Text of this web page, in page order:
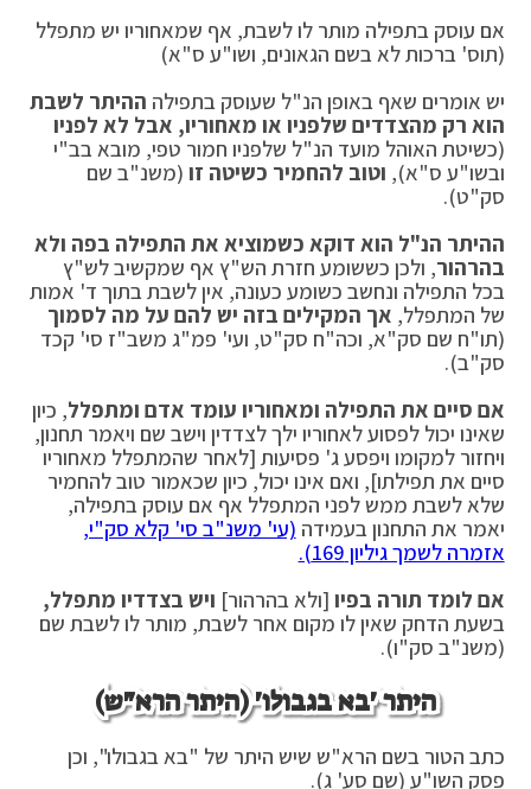
אם עוסק בתפילה מותר לו לשבת, אף שמאחוריו יש מתפלל
(תוס' ברכות לא בשם הגאונים, ושו"ע ס"א)
יש אומרים שאף באופן הנ"ל שעוסק בתפילה ההיתר לשבת
הוא רק מהצדדים שלפניו או מאחוריו, אבל לא לפניו
(כשיטת האוהל מועד הנ"ל שלפניו חמור טפי, מובא בב"י
ובשו"ע ס"א), וטוב להחמיר כשיטה זו (משנ"ב שם
סק"ט).
ההיתר הנ"ל הוא דוקא כשמוציא את התפילה בפה ולא
בהרהור, ולכן כששומע חזרת הש"ץ אף שמקשיב לש"ץ
בכל התפילה ונחשב כשומע כעונה, אין לשבת בתוך ד' אמות
של המתפלל, אך המקילים בזה יש להם על מה לסמוך
(תו"ח שם סק"א, וכה"ח סק"ט, ועי' פמ"ג משב"ז סי' קכד
סק"ב).
אם סיים את התפילה ומאחוריו עומד אדם ומתפלל, כיון
שאינו יכול לפסוע לאחוריו ילך לצדדין וישב שם ויאמר תחנון,
ויחזור למקומו ויפסע ג' פסיעות [לאחר שהמתפלל מאחוריו
סיים את תפילתו], ואם אינו יכול, כיון שכאמור טוב להחמיר
שלא לשבת ממש לפני המתפלל אף אם עוסק בתפילה,
יאמר את התחנון בעמידה (עי' משנ"ב סי' קלא סק"י,
אזמרה לשמך גיליון 169).
אם לומד תורה בפיו [ולא בהרהור] ויש בצדדיו מתפלל,
בשעת הדחק שאין לו מקום אחר לשבת, מותר לו לשבת שם
(משנ"ב סק"ו).
היתר 'בא בגבולו' (היתר הרא"ש)
כתב הטור בשם הרא"ש שיש היתר של "בא בגבולו", וכן
פסק השו"ע (שם סע' ג).